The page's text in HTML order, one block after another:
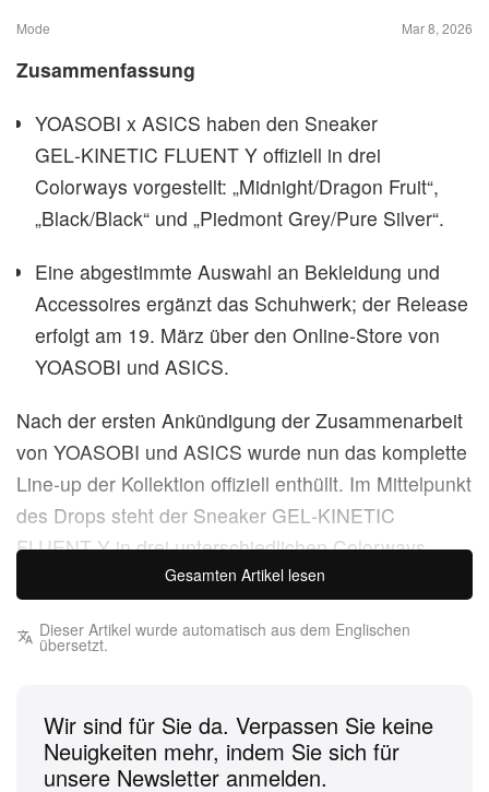
Mode Mar 8, 2026
Zusammenfassung
YOASOBI x ASICS haben den Sneaker
GEL‑KINETIC FLUENT Y offiziell in drei
Colorways vorgestellt: „Midnight/Dragon Fruit“,
„Black/Black“ und „Piedmont Grey/Pure Silver“.
Eine abgestimmte Auswahl an Bekleidung und
Accessoires ergänzt das Schuhwerk; der Release
erfolgt am 19. März über den Online‑Store von
YOASOBI und ASICS.
Nach der ersten Ankündigung der Zusammenarbeit
von YOASOBI und ASICS wurde nun das komplette
Line‑up der Kollektion offiziell enthüllt. Im Mittelpunkt
des Drops steht der Sneaker GEL‑KINETIC
FLUENT Y in drei unterschiedlichen Colorways,
flankiert von einer Auswahl sportiver Bekleidung
Finishes, die von YOASOBIs „Just a Little Step“
inspiriert sind. Er erscheint in drei markanten
Gesamten Artikel lesen
Dieser Artikel wurde automatisch aus dem Englischen
übersetzt.
Wir sind für Sie da. Verpassen Sie keine
Neuigkeiten mehr, indem Sie sich für
unsere Newsletter anmelden.